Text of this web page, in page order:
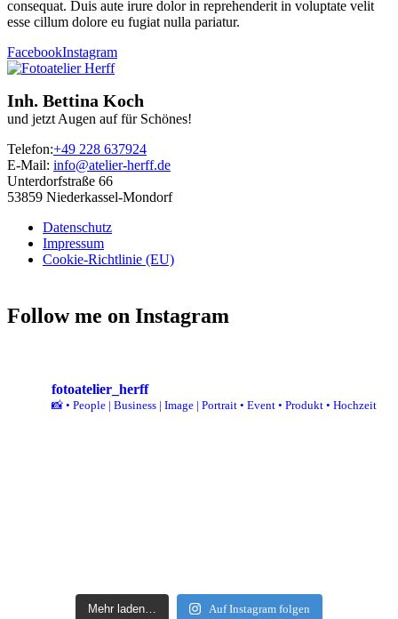
con­se­quat. Duis aute irure dolor in repre­hen­de­rit in volupt­ate velit
esse cil­lum dolo­re eu fugi­at nulla pariatur.
FacebookInstagram
Inh. Bettina Koch
und jetzt Augen auf für Schönes!
Telefon:+49 228 637924
E-Mail: info@atelier-herff.de
Unterdorfstraße 66
53859 Niederkassel-Mondorf
Datenschutz
Impressum
Cookie-Richtlinie (EU)
Follow me on Instagram
fotoatelier_herff
📸 • People | Business | Image | Portrait • Event • Produkt • Hochzeit
Mehr laden… Auf Instagram folgen